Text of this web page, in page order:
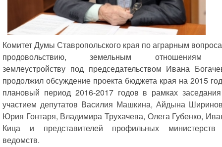
Комитет Думы Ставропольского края по аграрным
продовольствию, земельным
землеустройству под председательством Ивана
продолжил обсуждение проекта бюджета края на 2015
плановый период 2016-2017 годов в рамках
участием депутатов Василия Машкина, Айдына
Юрия Гонтаря, Владимира Трухачева, Олега Губенко,
Кица и представителей профильных
ведомств.